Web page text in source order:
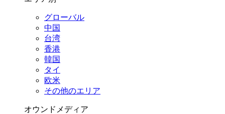
グローバル
中国
台湾
香港
韓国
タイ
欧米
その他のエリア
オウンドメディア